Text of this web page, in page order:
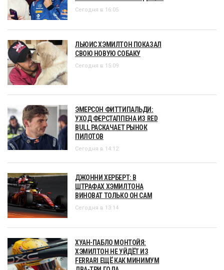
Сегодня в 16:05
ЛЬЮИС ХЭМИЛТОН ПОКАЗАЛ
СВОЮ НОВУЮ СОБАКУ
Сегодня в 15:09
ЭМЕРСОН ФИТТИПАЛЬДИ:
УХОД ФЕРСТАППЕНА ИЗ RED
BULL РАСКАЧАЕТ РЫНОК
ПИЛОТОВ
Сегодня в 14:12
ДЖОННИ ХЕРБЕРТ: В
ШТРАФАХ ХЭМИЛТОНА
ВИНОВАТ ТОЛЬКО ОН САМ
Сегодня в 13:14
ХУАН-ПАБЛО МОНТОЙЯ:
ХЭМИЛТОН НЕ УЙДЁТ ИЗ
FERRARI ЕЩЁ КАК МИНИМУМ